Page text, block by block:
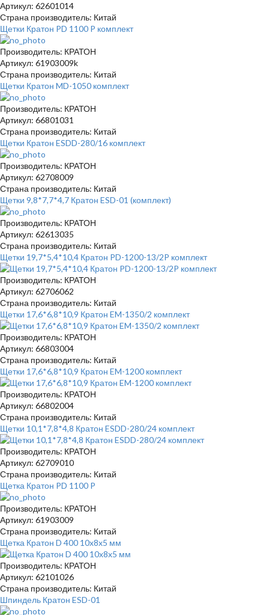
Артикул: 62601014
Страна производитель: Китай
Щетки Кратон PD 1100 P комплект
Производитель: КРАТОН
Артикул: 61903009k
Страна производитель: Китай
Щетки Кратон MD-1050 комплект
Производитель: КРАТОН
Артикул: 66801031
Страна производитель: Китай
Щетки Кратон ESDD-280/16 комплект
Производитель: КРАТОН
Артикул: 62708009
Страна производитель: Китай
Щетки 9,8*7,7*4,7 Кратон ESD-01 (комплект)
Производитель: КРАТОН
Артикул: 62613035
Страна производитель: Китай
Щетки 19,7*5,4*10,4 Кратон PD-1200-13/2P комплект
Производитель: КРАТОН
Артикул: 62706062
Страна производитель: Китай
Щетки 17,6*6,8*10,9 Кратон EM-1350/2 комплект
Производитель: КРАТОН
Артикул: 66803004
Страна производитель: Китай
Щетки 17,6*6,8*10,9 Кратон EM-1200 комплект
Производитель: КРАТОН
Артикул: 66802004
Страна производитель: Китай
Щетки 10,1*7,8*4,8 Кратон ESDD-280/24 комплект
Производитель: КРАТОН
Артикул: 62709010
Страна производитель: Китай
Щетка Кратон PD 1100 P
Производитель: КРАТОН
Артикул: 61903009
Страна производитель: Китай
Щетка Кратон D 400 10x8x5 мм
Производитель: КРАТОН
Артикул: 62101026
Страна производитель: Китай
Шпиндель Кратон ESD-01